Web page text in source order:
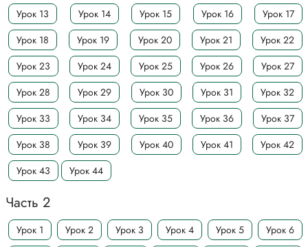
Урок 13
Урок 14 Урок 15 Урок 16
Урок 17
Урок 18
Урок 19 Урок 20 Урок 21
Урок 22
Урок 23
Урок 24 Урок 25 Урок 26
Урок 27
Урок 28
Урок 29 Урок 30 Урок 31
Урок 32
Урок 33
Урок 34 Урок 35 Урок 36
Урок 37
Урок 38
Урок 39 Урок 40 Урок 41
Урок 42
Урок 43
Урок 44
Часть 2
Урок 1 Урок 2 Урок 3 Урок 4 Урок 5
Урок 6